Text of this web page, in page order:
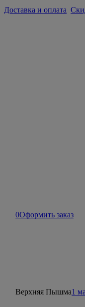
Доставка и оплата
0Оформить заказ
Верхняя Пышма1